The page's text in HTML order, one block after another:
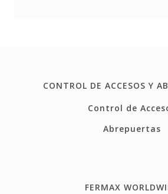
CONTROL DE ACCESOS Y
Control de
Abrepuertas
FERMAX